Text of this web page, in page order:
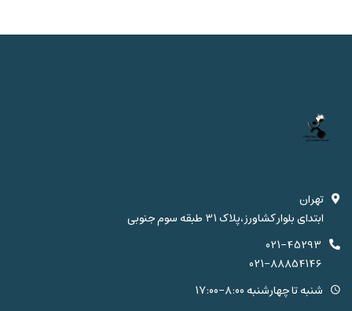
تهران
ابتدای بلوار کشاورز،پلاک 31 طبقه سوم جنوبی
021-45293
021-88854146
شنبه تا چهارشنبه 8:00-17:00